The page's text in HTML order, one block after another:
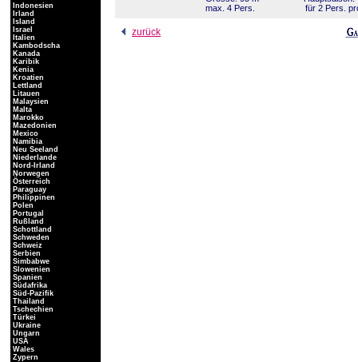
max. 4 Pers.
für 2 Pers.
zurück
Indonesien
Irland
Island
Israel
Italien
Kambodscha
Kanada
Karibik
Kenia
Kroatien
Lettland
Litauen
Malaysien
Malta
Marokko
Mazedonien
Mexico
Namibia
Neu Seeland
Niederlande
Nord-Irland
Norwegen
Österreich
Paraguay
Philippinen
Polen
Portugal
Rußland
Schottland
Schweden
Schweiz
Serbien
Simbabwe
Slowenien
Spanien
Südafrika
Süd-Pazifik
Thailand
Tschechien
Türkei
Ukraine
Ungarn
USA
Wales
Zypern